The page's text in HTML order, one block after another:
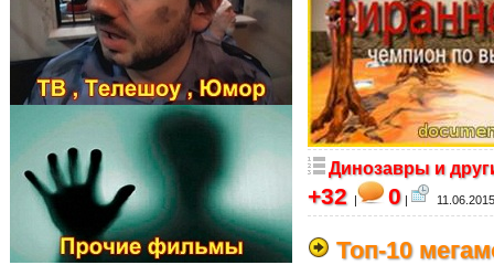
Динозавры и
+32 | 0 |
Топ-10